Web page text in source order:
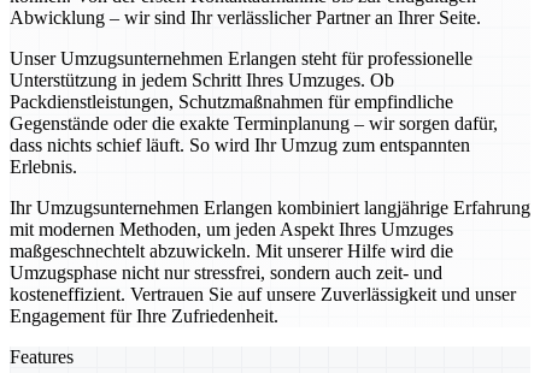
Abwicklung – wir sind Ihr verlässlicher Partner an Ihrer Seite.
Unser Umzugsunternehmen Erlangen steht für professionelle
Unterstützung in jedem Schritt Ihres Umzuges. Ob
Packdienstleistungen, Schutzmaßnahmen für empfindliche
Gegenstände oder die exakte Terminplanung – wir sorgen dafür,
dass nichts schief läuft. So wird Ihr Umzug zum entspannten
Erlebnis.
Ihr Umzugsunternehmen Erlangen kombiniert langjährige Erfahrung
mit modernen Methoden, um jeden Aspekt Ihres Umzuges
maßgeschnechtelt abzuwickeln. Mit unserer Hilfe wird die
Umzugsphase nicht nur stressfrei, sondern auch zeit- und
kosteneffizient. Vertrauen Sie auf unsere Zuverlässigkeit und unser
Engagement für Ihre Zufriedenheit.
Features